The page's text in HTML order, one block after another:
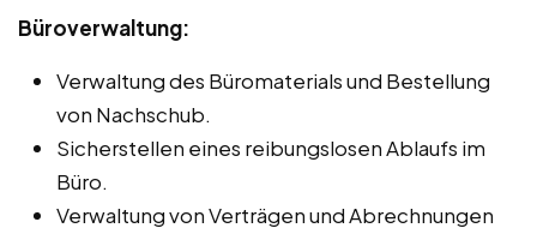
Büroverwaltung:
Verwaltung des Büromaterials und Bestellung
von Nachschub.
Sicherstellen eines reibungslosen Ablaufs im
Büro.
Verwaltung von Verträgen und Abrechnungen